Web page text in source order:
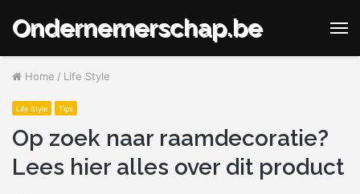
Ondernemerschap.be
Home / Life Style
Life Style Tips
Op zoek naar raamdecoratie?
Lees hier alles over dit product